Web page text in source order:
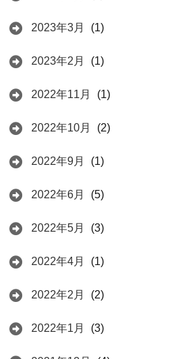
2023年3月 (1)
2023年2月 (1)
2022年11月 (1)
2022年10月 (2)
2022年9月 (1)
2022年6月 (5)
2022年5月 (3)
2022年4月 (1)
2022年2月 (2)
2022年1月 (3)